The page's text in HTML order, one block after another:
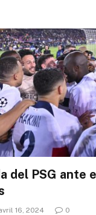
del PSG ante
16, 2024 0